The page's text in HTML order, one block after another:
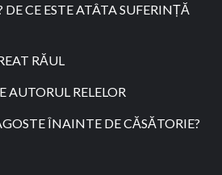
CE ESTE ATÂTA SUFERINȚĂ
RĂUL
AUTORUL RELELOR
ÎNAINTE DE CĂSĂTORIE?